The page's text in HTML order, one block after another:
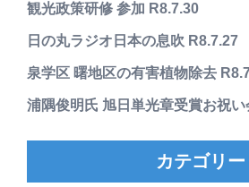
観光政策研修 参加 R8.7.30
日の丸ラジオ日本の息吹 R8.7.27
泉学区 曙地区の有害植物除去
浦隅俊明氏 旭日単光章受賞お祝
カテゴリー